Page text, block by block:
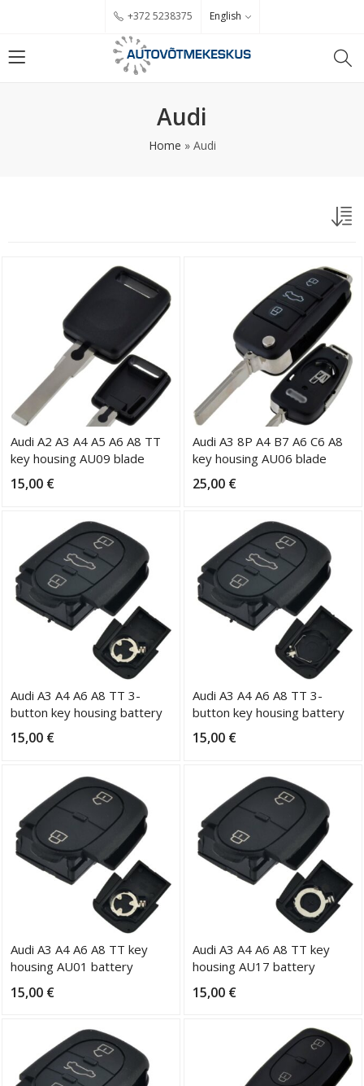
+372 5238375 English
Audi
Home » Audi
Audi A2 A3 A4 A5 A6 A8 TT
key housing AU09 blade
HU66
15,00 €
Audi A3 8P A4 B7 A6 C6 A8
key housing AU06 blade
HU66
25,00 €
Audi A3 A4 A6 A8 TT 3-
button key housing battery
2xCR1620
15,00 €
Audi A3 A4 A6 A8 TT 3-
button key housing battery
CR2032
15,00 €
Audi A3 A4 A6 A8 TT key
housing AU01 battery
2xCR1620
15,00 €
Audi A3 A4 A6 A8 TT key
housing AU17 battery
CR2032
15,00 €